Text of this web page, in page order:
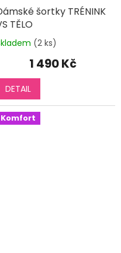
šortky TRÉNINK
TĚLO
produktu
5,0
(2 ks)
1 490 Kč
DETAIL
Komfort